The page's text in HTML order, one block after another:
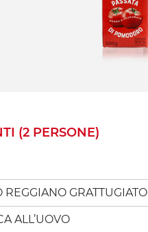
(2 PERSONE)
REGGIANO GRATTUGIATO
ALL’UOVO